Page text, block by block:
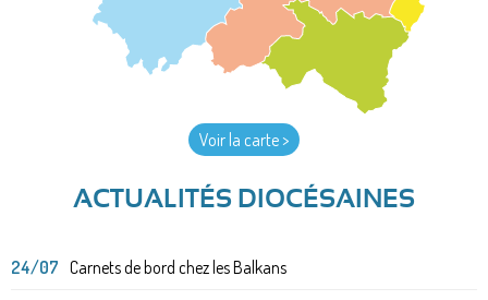
Voir la carte >
ACTUALITÉS DIOCÉSAINES
24/07 Carnets de bord chez les Balkans